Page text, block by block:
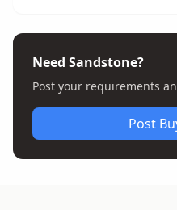
Need Sandstone?
Post your requirements
Post